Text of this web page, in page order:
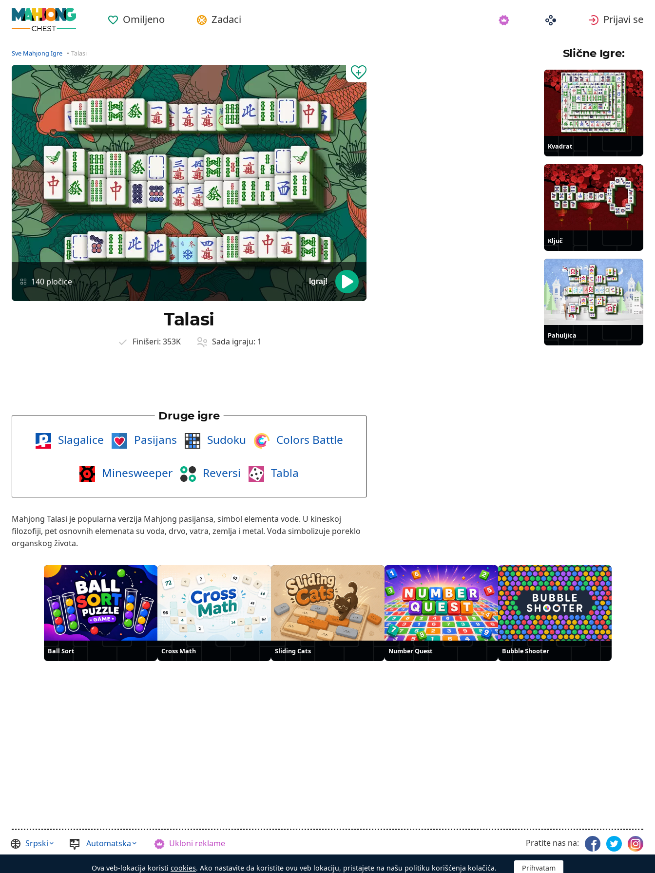
Omiljeno Zadaci Prijavi se
Sve Mahjong Igre Talasi
140 pločice Igraj!
Talasi
Finišeri: 353K Sada igraju: 1
Druge igre
Slagalice Pasijans Sudoku Colors Battle
Minesweeper Reversi Tabla
Mahjong Talasi je popularna verzija Mahjong pasijansa, simbol elementa vode. U kineskoj
filozofiji, pet osnovnih elemenata su voda, drvo, vatra, zemlja i metal. Voda simbolizuje poreklo
organskog života.
Slične Igre:
Kvadrat
Ključ
Pahuljica
Ball Sort Cross Math Sliding Cats Number Quest Bubble Shooter
Srpski Automatska Ukloni reklame Pratite nas na:
Ova veb-lokacija koristi cookies. Ako nastavite da koristite ovu veb lokaciju, pristajete na našu politiku korišćenja kolačića.